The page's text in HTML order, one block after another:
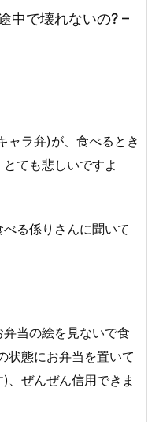

中で壊れないの? –
ャラ弁)が、食べるとき
ても悲しいですよ
る係りさんに聞いて
当の絵を見ないで食
状態にお弁当を置いて
、ぜんぜん信用できま